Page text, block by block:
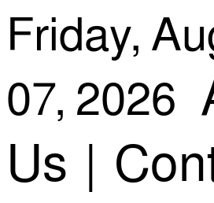
Skip
to
content
Friday,
07, 2026
Us |